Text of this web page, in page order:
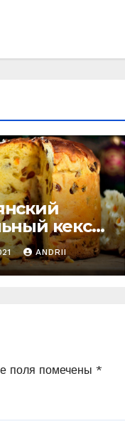
кекс
рецепт).
ANDRII
поля помечены *